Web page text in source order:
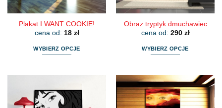
produktu
produktu
Plakat I WANT COOKIE!
cena od: 18 zł
WYBIERZ OPCJE
wiele
wariantów.
Obraz tryptyk dmuchawiec
cena od: 290 zł
WYBIERZ OPCJE
ma
wiele
wariantów.